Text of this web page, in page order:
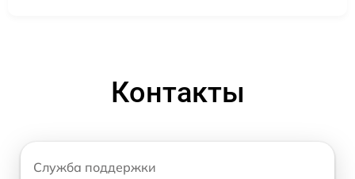
Контакты
Служба поддержки